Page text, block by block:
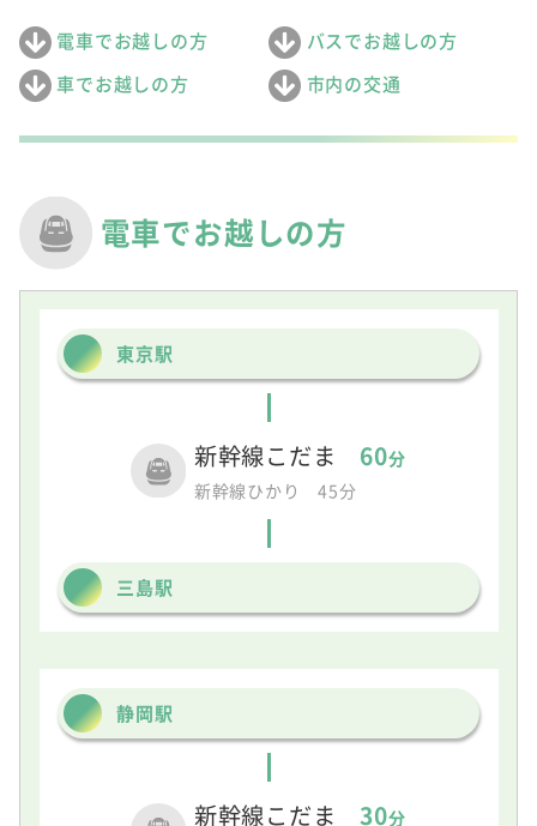
電車でお越しの方
バスでお越しの方
車でお越しの方
市内の交通
電車でお越しの方
東京駅
新幹線こだま 60分
新幹線ひかり 45分
三島駅
静岡駅
新幹線こだま30分